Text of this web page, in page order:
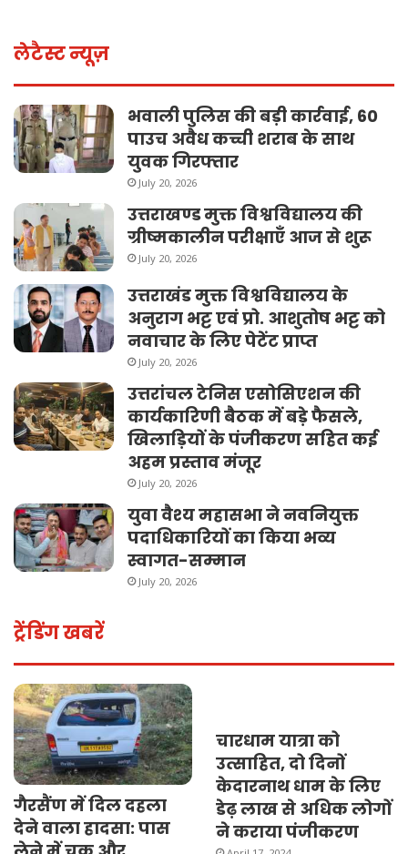
लेटैस्ट न्यूज़
भवाली पुलिस की बड़ी कार्रवाई, 60
पाउच अवैध कच्ची शराब के साथ
युवक गिरफ्तार
July 20, 2026
उत्तराखण्ड मुक्त विश्वविद्यालय की
ग्रीष्मकालीन परीक्षाएँ आज से शुरू
July 20, 2026
उत्तराखंड मुक्त विश्वविद्यालय के
अनुराग भट्ट एवं प्रो. आशुतोष भट्ट को
नवाचार के लिए पेटेंट प्राप्त
July 20, 2026
उत्तरांचल टेनिस एसोसिएशन की
कार्यकारिणी बैठक में बड़े फैसले,
खिलाड़ियों के पंजीकरण सहित कई
अहम प्रस्ताव मंजूर
July 20, 2026
युवा वैश्य महासभा ने नवनियुक्त
पदाधिकारियों का किया भव्य
स्वागत-सम्मान
July 20, 2026
ट्रेंडिंग खबरें
गैरसैंण में दिल दहला
देने वाला हादसा: पास
चारधाम यात्रा को
उत्साहित, दो दिनों
केदारनाथ धाम के लिए
डेढ़ लाख से अधिक लोगों
ने कराया पंजीकरण